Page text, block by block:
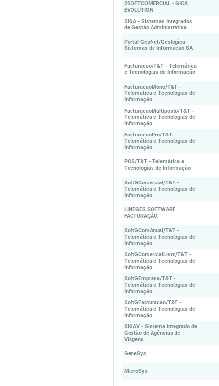
2SOFTCOMERCIAL - GICA
EVOLUTION
SIGA - Sistemas Integrados
de Gestão Administrativa
Portal GesNet/Geslogica
Sistemas de Informacao SA
Facturacao/T&T - Telemática
e Tecnologias de Informação
FacturacaoMono/T&T -
Telemática e Tecnologias de
Informação
FacturacaoMultiposto/T&T -
Telemática e Tecnologias de
Informação
FacturacaoPro/T&T -
Telemática e Tecnologias de
Informação
POS/T&T - Telemática e
Tecnologias de Informação
SoftGComercial/T&T -
Telemática e Tecnologias de
Informação
LINEGES SOFTWARE
FACTURAÇÃO
SoftGComAnual/T&T -
Telemática e Tecnologias de
Informação
SoftGComercialLivro/T&T -
Telemática e Tecnologias de
Informação
SoftGEmpresa/T&T -
Telemática e Tecnologias de
Informação
SoftGFacturacao/T&T -
Telemática e Tecnologias de
Informação
SIGAV - Sistema Integrado de
Gestão de Agências de
Viagens
GeneSys
MicroSys